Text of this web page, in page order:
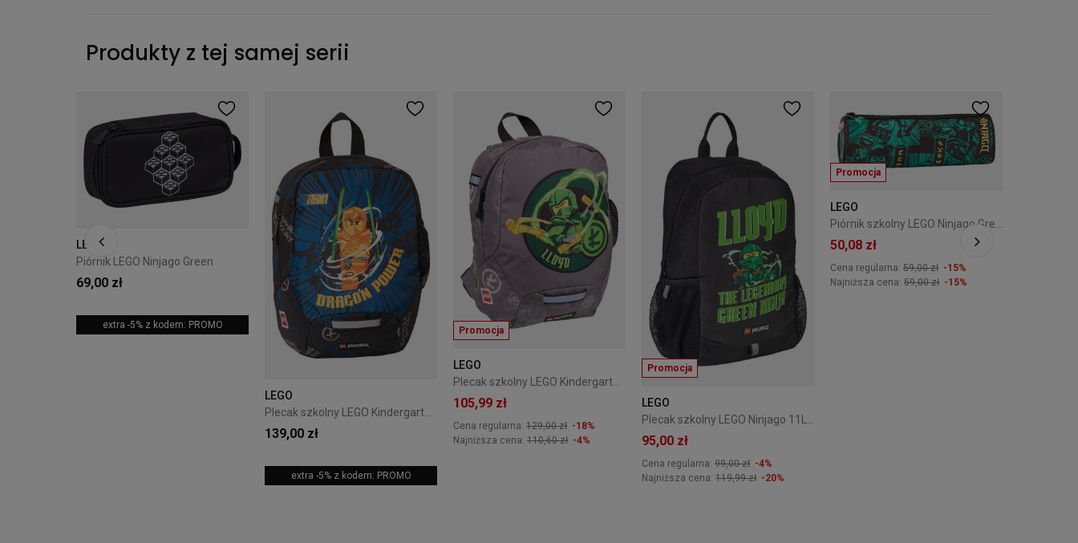
Produkty z tej samej serii
LEGO
Piórnik LEGO Ninjago Green
69,00 zł
extra -5% z kodem: PROMO
LEGO
139,00 zł
extra -5% z kodem: PROMO
Promocja
LEGO
Plecak szkolny LEGO Kindergarten 10L - Elemental Master Of Energy
105,99 zł
Cena regularna: 129,00 zł -18%
Najniższa cena: 110,60 zł -4%
Promocja
LEGO
Plecak szkolny LEGO Ninjago 11L Czarny 20281-2508
95,00 zł
Cena regularna: 99,00 zł -4%
Najniższa cena: 119,99 zł -20%
Promocja
LEGO
50,08 zł
Cena regularna: 59,00 zł -15%
Najniższa cena: 59,00 zł -15%